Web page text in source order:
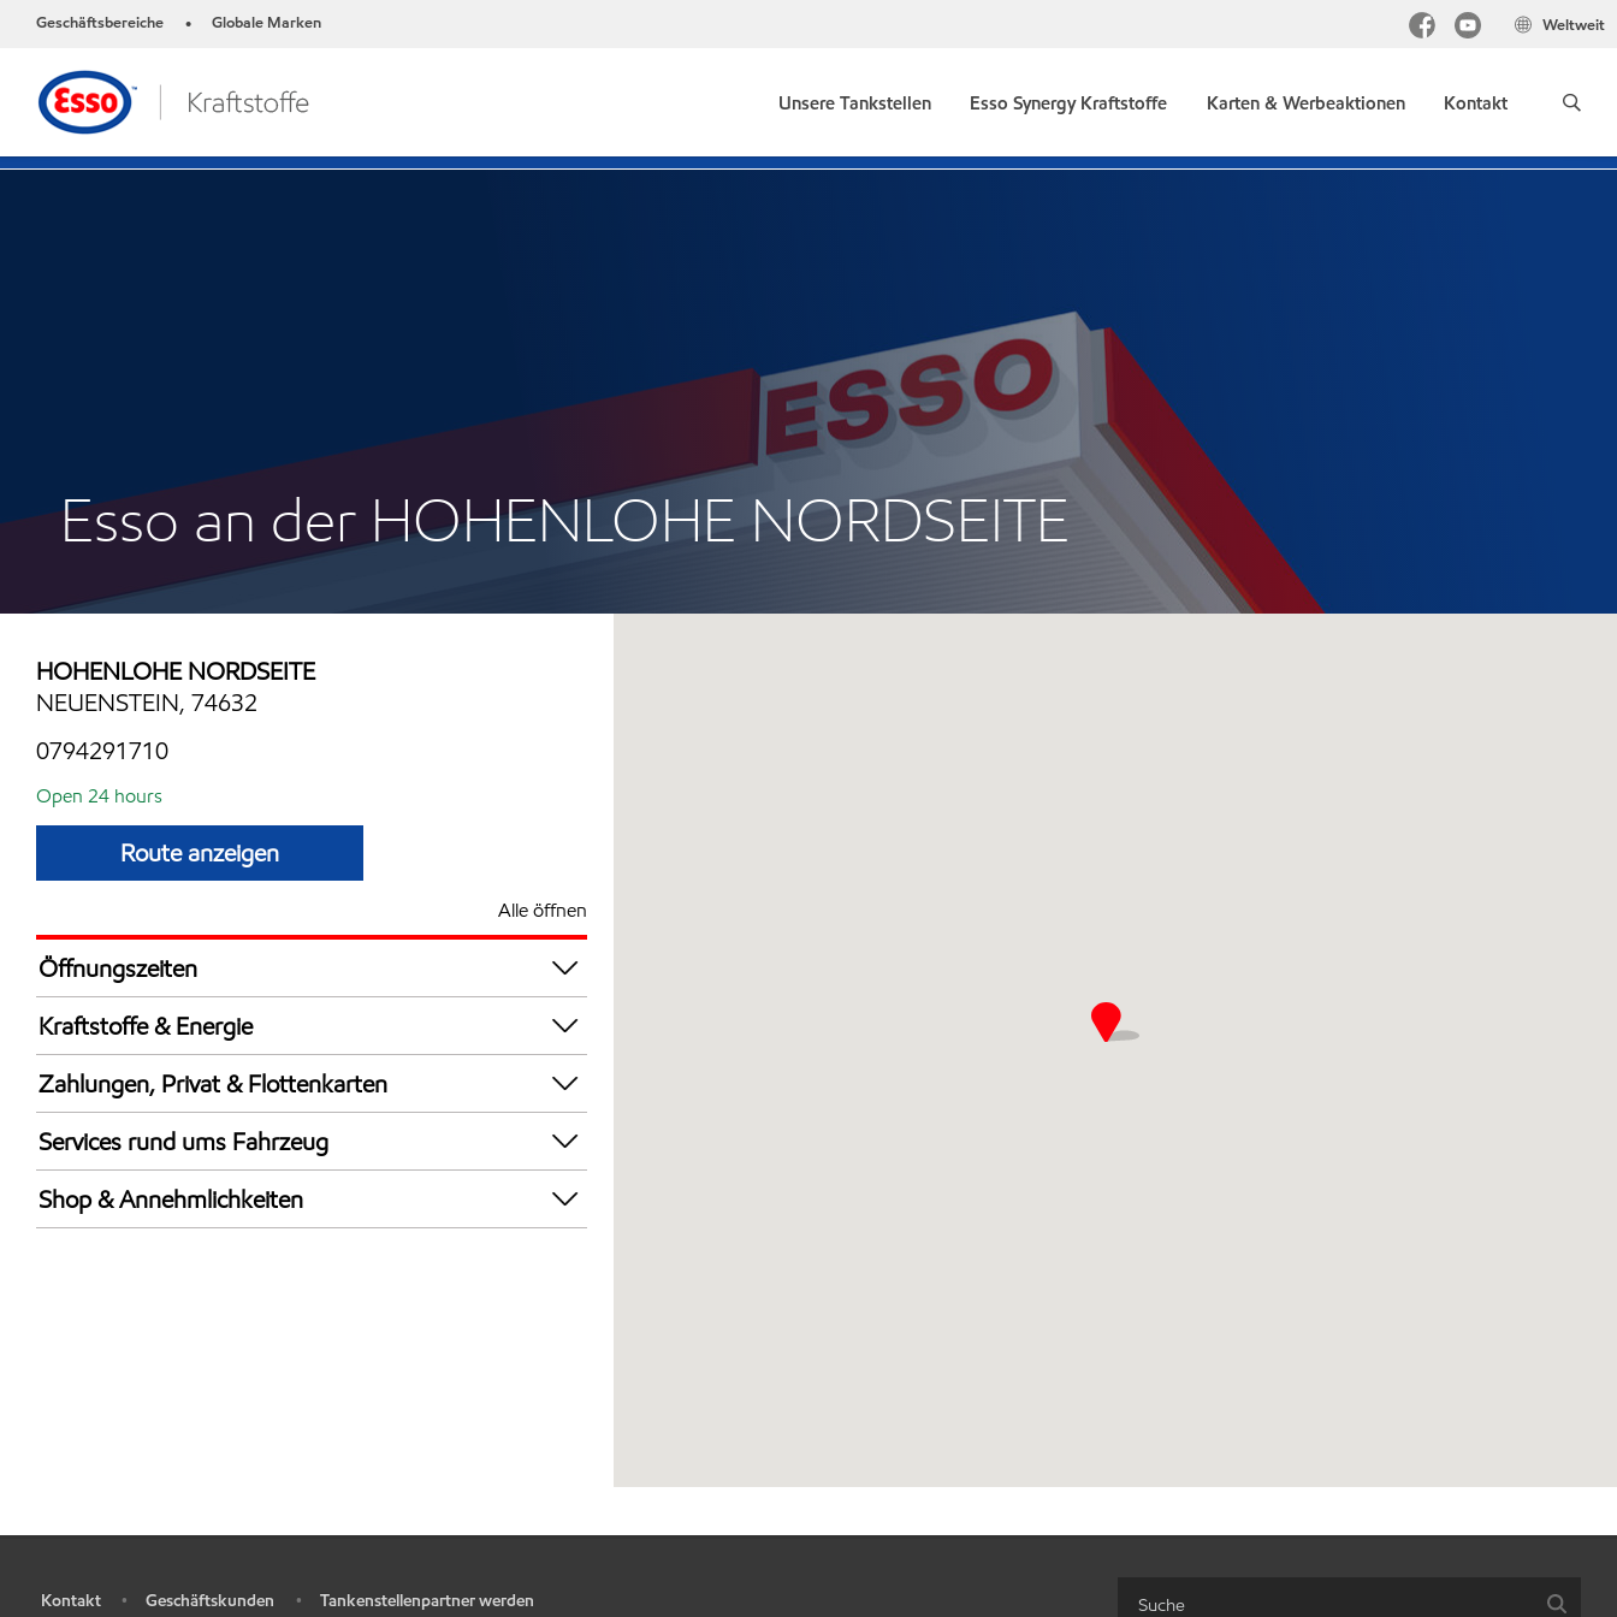
Geschäftsbereiche • Globale Marken Weltweit
Unsere Tankstellen Esso Synergy Kraftstoffe Karten & Werbeaktionen Kontakt
Esso an der HOHENLOHE NORDSEITE
HOHENLOHE NORDSEITE
NEUENSTEIN, 74632
0794291710
Open 24 hours
Route anzeigen
Alle öffnen
Öffnungszeiten
24 hours
Kraftstoffe & Energie
Synergy Supreme+ Bleifrei 98
AdBlue in Kanistern
LKW Zapfsäulen
Synergy Super E10 95
Zahlungen, Privat & Flottenkarten
Automatenstation
Services rund ums Fahrzeug
LKW-freundliche Station**
Shop & Annehmlichkeiten
Kontakt • Geschäftskunden • Tankenstellenpartner werden